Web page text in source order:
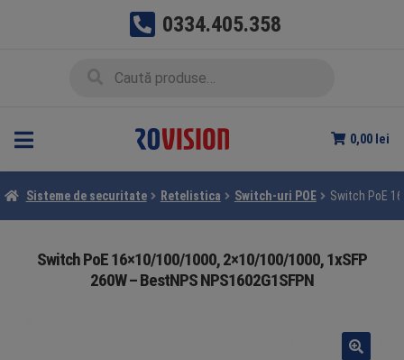
0334.405.358
0,00 lei
Sisteme de securitate Retelistica Switch-uri POE Switch PoE
Switch PoE 16×10/100/1000, 2×10/100/1000, 1xSFP
260W – BestNPS NPS1602G1SFPN